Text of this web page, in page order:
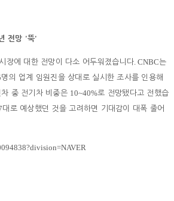
전망 '뚝'
장에 대한 전망이 다소 어두워졌습니다. CNBC는
명의 업계 임원진을 상대로 실시한 조사를 인용해
중 전기차 비중은 10~40%로 전망됐다고 전했습
대로 예상했던 것을 고려하면 기대감이 대폭 줄어